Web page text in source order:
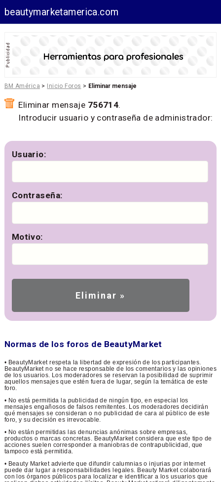
beautymarketamerica.com
BM América > Inicio Foros > Eliminar mensaje
Eliminar mensaje 756714.
Introducir usuario y contraseña de administrador:
Usuario:
Contraseña:
Motivo:
Normas de los foros de BeautyMarket
• BeautyMarket respeta la libertad de expresión de los participantes.
BeautyMarket no se hace responsable de los comentarios y las opiniones
de los usuarios. Los moderadores se reservan la posibilidad de suprimir
aquellos mensajes que estén fuera de lugar, según la temática de este
foro.
• No está permitida la publicidad de ningún tipo, en especial los
mensajes engañosos de falsos remitentes. Los moderadores decidirán
qué mensajes se consideran o no publicidad de cara al público de este
foro, y su decisión es irrevocable.
• No están permitidas las denuncias anónimas sobre empresas,
productos o marcas concretas. BeautyMarket considera que este tipo de
acciones suelen corresponder a maniobras de contrapublicidad, que
tampoco está permitida.
• Beauty Market advierte que difundir calumnias o injurias por internet
puede dar lugar a responsabilidades legales. Beauty Market colaborará
con los órganos públicos para localizar e identificar a los usuarios que